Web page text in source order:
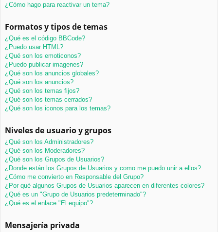
¿Cómo hago para reactivar un tema?
Formatos y tipos de temas
¿Qué es el código BBCode?
¿Puedo usar HTML?
¿Qué son los emoticonos?
¿Puedo publicar imagenes?
¿Qué son los anuncios globales?
¿Qué son los anuncios?
¿Qué son los temas fijos?
¿Qué son los temas cerrados?
¿Qué son los iconos para los temas?
Niveles de usuario y grupos
¿Qué son los Administradores?
¿Qué son los Moderadores?
¿Qué son los Grupos de Usuarios?
¿Donde están los Grupos de Usuarios y como me puedo unir a ellos?
¿Cómo me convierto en Responsable del Grupo?
¿Por qué algunos Grupos de Usuarios aparecen en diferentes colores?
¿Qué es un "Grupo de Usuarios predeterminado"?
¿Qué es el enlace "El equipo"?
Mensajería privada